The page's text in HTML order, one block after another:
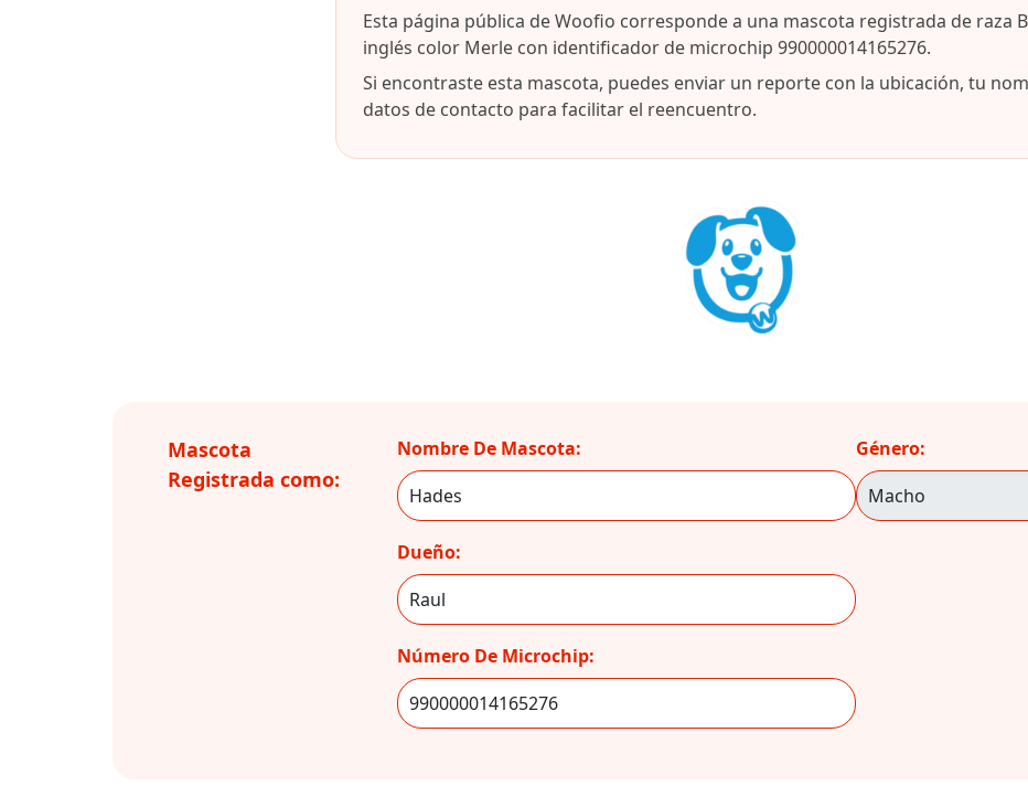
Esta página pública de Woofio corresponde a una mascota registrada de raza
inglés color Merle con identificador de microchip 990000014165276.
Si encontraste esta mascota, puedes enviar un reporte con la ubicación, tu
datos de contacto para facilitar el reencuentro.
Mascota
Registrada como:
Nombre De Mascota:
Dueño:
Número De Microchip:
Género: